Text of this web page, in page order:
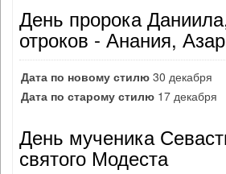
День пророка
отроков - Анания,
Дата по новому стилю 30 декабря
Дата по старому стилю 17 декабря
День мученика
святого Модеста